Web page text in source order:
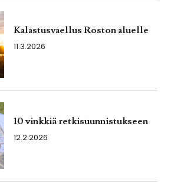
Kalastusvaellus Roston aluelle
11.3.2026
10 vinkkiä retkisuunnistukseen
12.2.2026